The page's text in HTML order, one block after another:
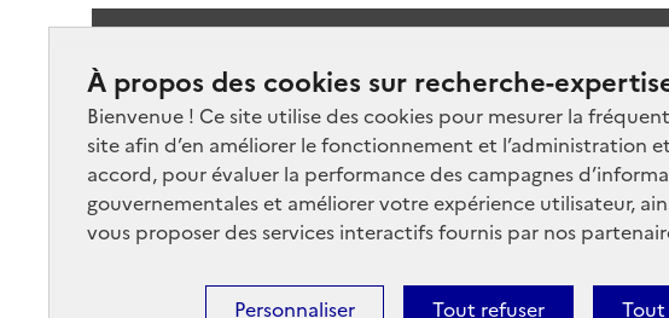
À propos des cookies sur recherche-
Bienvenue ! Ce site utilise des cookies pour mesurer la
site afin d’en améliorer le fonctionnement et l’administration
accord, pour évaluer la performance des campagnes
gouvernementales et améliorer votre expérience utilisateur,
vous proposer des services interactifs fournis par nos
Tout refuser
Personnaliser
Suivez-nous
Plan du site Contactez-nous